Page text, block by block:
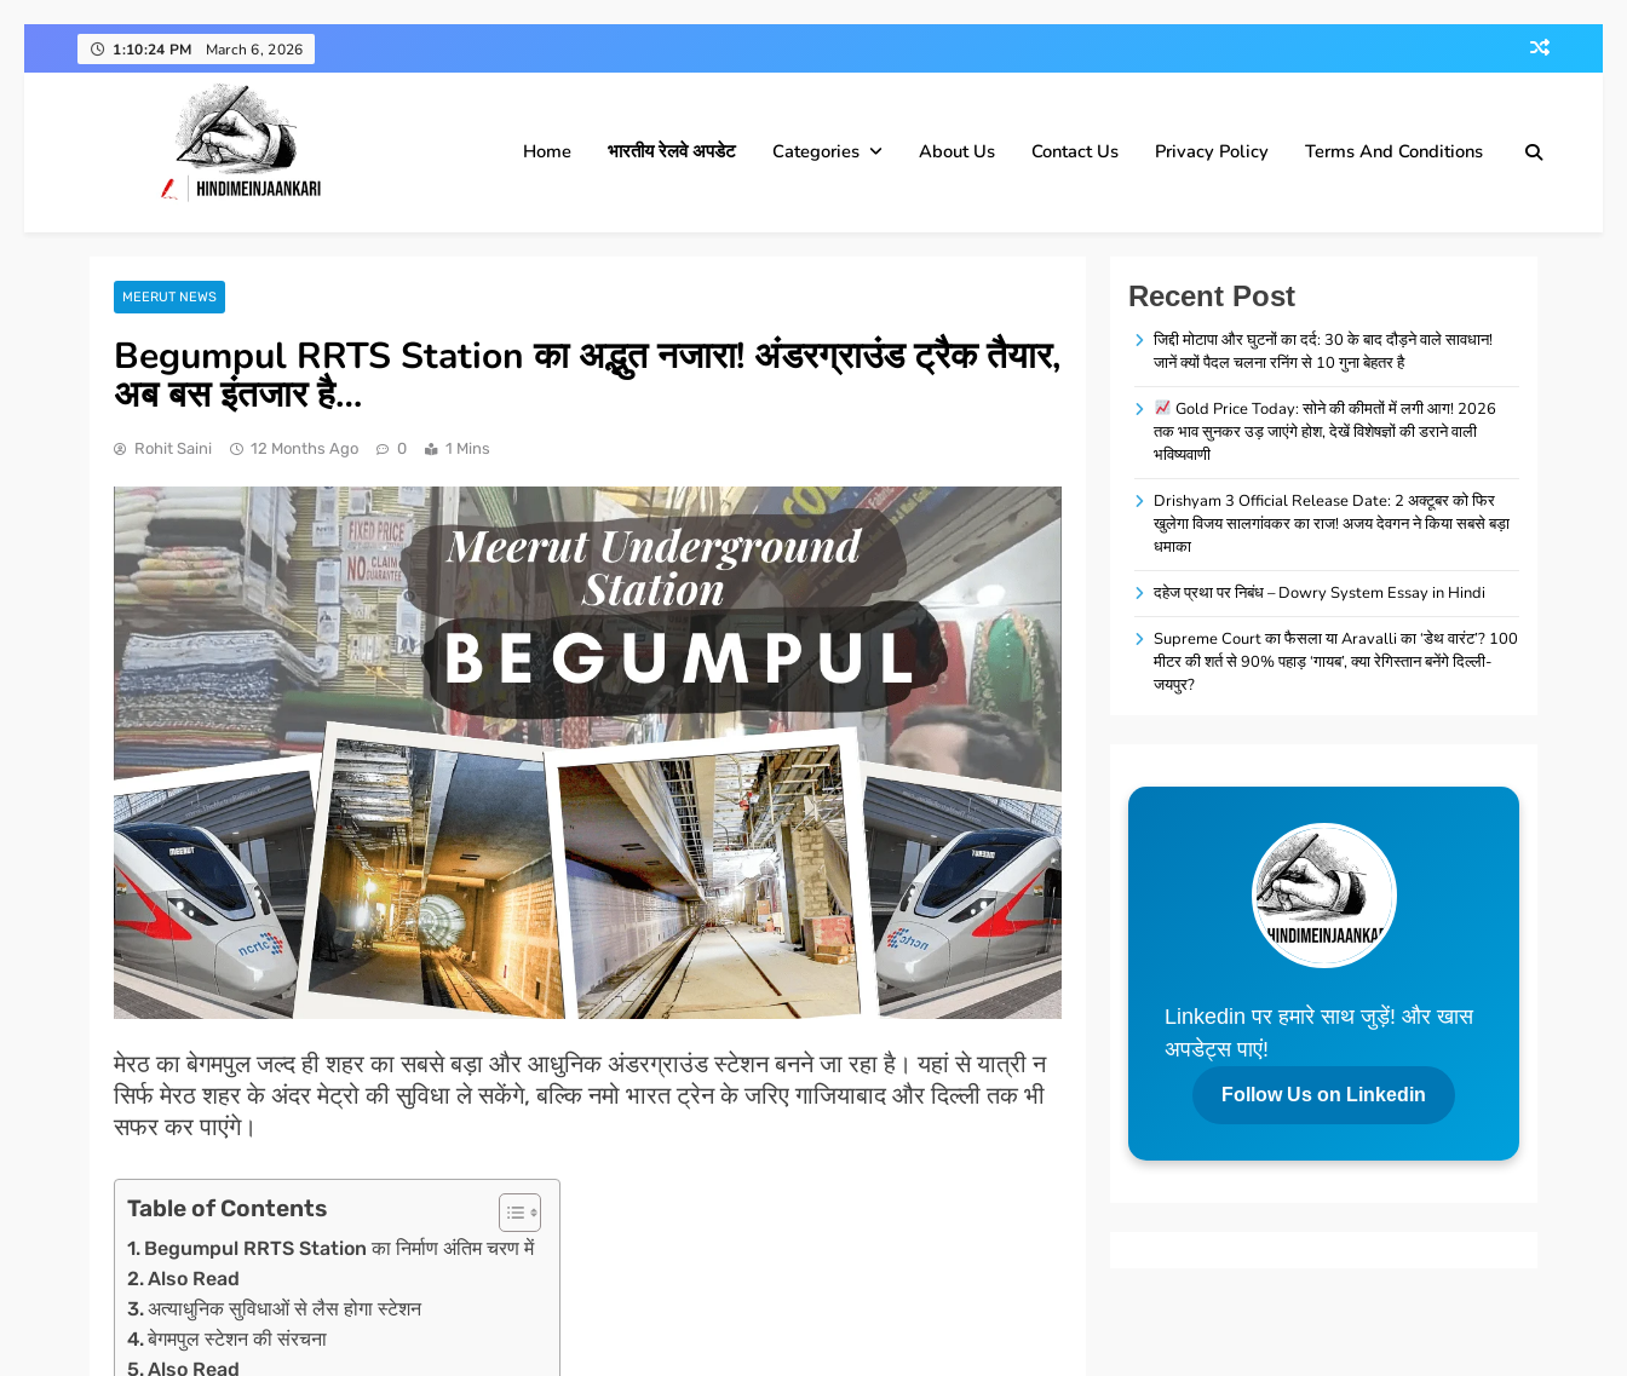
1:10:25 PM March 6, 2026
Home भारतीय रेलवे अपडेट Categories About Us Contact Us Privacy Policy Terms And Conditions
MEERUT NEWS
Begumpul RRTS Station का अद्भुत नजारा! अंडरग्राउंड ट्रैक तैयार,
अब बस इंतजार है…
Rohit Saini 12 Months Ago 0 1 Mins
मेरठ का बेगमपुल जल्द ही शहर का सबसे बड़ा और आधुनिक अंडरग्राउंड स्टेशन बनने जा रहा है। यहां से यात्री न
सिर्फ मेरठ शहर के अंदर मेट्रो की सुविधा ले सकेंगे, बल्कि नमो भारत ट्रेन के जरिए गाजियाबाद और दिल्ली तक भी
सफर कर पाएंगे।
Table of Contents
Begumpul RRTS Station का निर्माण अंतिम चरण में
Also Read
अत्याधुनिक सुविधाओं से लैस होगा स्टेशन
बेगमपुल स्टेशन की संरचना
Also Read
Recent Post
जिद्दी मोटापा और घुटनों का दर्द: 30 के बाद दौड़ने वाले सावधान!
जानें क्यों पैदल चलना रनिंग से 10 गुना बेहतर है
Gold Price Today: सोने की कीमतों में लगी आग! 2026
तक भाव सुनकर उड़ जाएंगे होश, देखें विशेषज्ञों की डराने वाली
भविष्यवाणी
Drishyam 3 Official Release Date: 2 अक्टूबर को फिर
खुलेगा विजय सालगांवकर का राज! अजय देवगन ने किया सबसे बड़ा
धमाका
दहेज प्रथा पर निबंध – Dowry System Essay in Hindi
Supreme Court का फैसला या Aravalli का ‘डेथ वारंट’? 100
मीटर की शर्त से 90% पहाड़ ‘गायब’, क्या रेगिस्तान बनेंगे दिल्ली-
जयपुर?
Linkedin पर हमारे साथ जुड़ें! और खास
अपडेट्स पाएं!
Follow Us on Linkedin